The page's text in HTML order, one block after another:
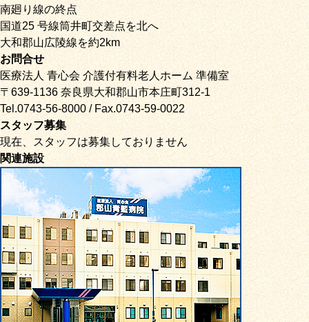
南廻り線の終点
国道25 号線筒井町交差点を北へ
大和郡山広陵線を約2km
お問合せ
医療法人 青心会 介護付有料老人ホーム 準備室
〒639-1136 奈良県大和郡山市本庄町312-1
Tel.0743-56-8000 / Fax.0743-59-0022
スタッフ募集
現在、スタッフは募集しておりません
関連施設